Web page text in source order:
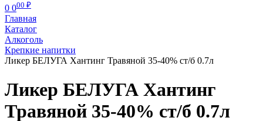
0 000 ₽
Главная
Каталог
Алкоголь
Крепкие напитки
Ликер БЕЛУГА Хантинг Травяной 35-40% ст/б 0.7л
Ликер БЕЛУГА Хантинг
Травяной 35-40% ст/б 0.7л